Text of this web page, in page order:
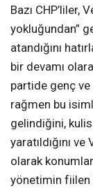
Bazı CHP’liler,
yokluğundan”
atandığını
bir devamı
partide genç
rağmen bu
gelindiğini,
yaratıldığını
olarak
yönetimin fiilen